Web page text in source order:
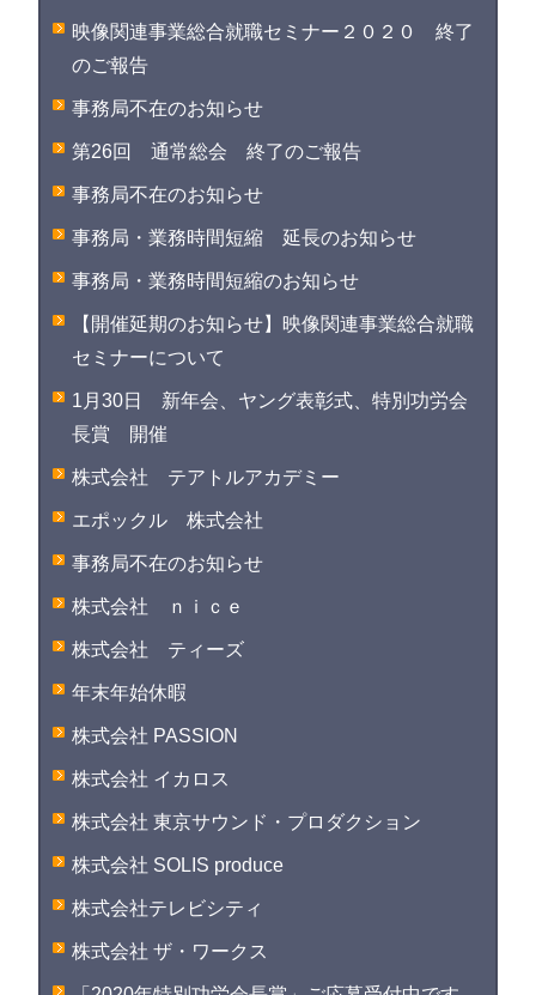
映像関連事業総合就職セミナー２０２０ 終了
のご報告
事務局不在のお知らせ
第26回 通常総会 終了のご報告
事務局不在のお知らせ
事務局・業務時間短縮 延長のお知らせ
事務局・業務時間短縮のお知らせ
【開催延期のお知らせ】映像関連事業総合就職
セミナーについて
1月30日 新年会、ヤング表彰式、特別功労会
長賞 開催
株式会社 テアトルアカデミー
エポックル 株式会社
事務局不在のお知らせ
株式会社 ｎｉｃｅ
株式会社 ティーズ
年末年始休暇
株式会社 PASSION
株式会社 イカロス
株式会社 東京サウンド・プロダクション
株式会社 SOLIS produce
株式会社テレビシティ
株式会社 ザ・ワークス